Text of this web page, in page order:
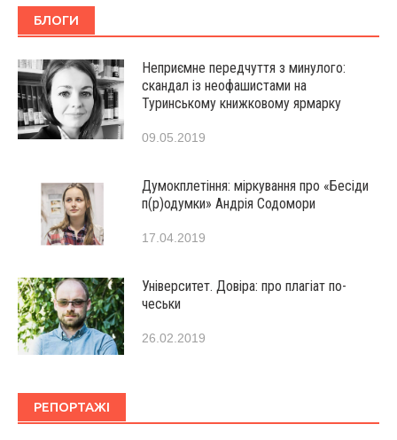
БЛОГИ
Неприємне передчуття з минулого:
скандал із неофашистами на
Туринському книжковому ярмарку
09.05.2019
Думокплетіння: міркування про «Бесіди
п(р)одумки» Андрія Содомори
17.04.2019
Університет. Довіра: про плагіат по-
чеськи
26.02.2019
РЕПОРТАЖІ